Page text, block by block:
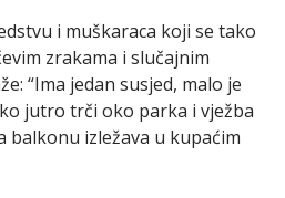
i muškaraca koji se tako
zrakama i slučajnim
“Ima jedan susjed, malo je
jutro trči oko parka i vježba
balkonu izležava u kupaćim